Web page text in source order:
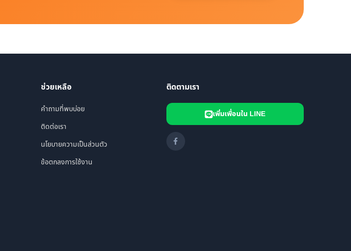
ช่วยเหลือ
คำถามที่พบบ่อย
ติดต่อเรา
นโยบายความเป็นส่วนตัว
ข้อตกลงการใช้งาน
ติดตามเรา
เพิ่มเพื่อนใน LINE